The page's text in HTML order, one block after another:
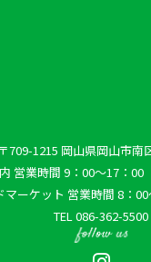
〒709-1215 岡⼭県岡⼭市南
営業時間 9：00〜17：00
ーケット 営業時間 8：00
TEL 086-362-5500